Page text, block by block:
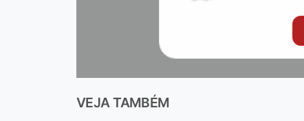
VEJA TAMBÉM